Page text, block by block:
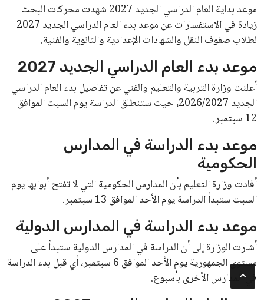
موعد بداية العام الدراسي الجديد 2027
شهدت محركات البحث
زيادة في الاستفسارات عن موعد بدء العام الدراسي الجديد 2027
لطلاب صفوف النقل والشهادات الإعدادية والثانوية والفنية.
موعد بدء العام الدراسي الجديد 2027
أعلنت وزارة التربية والتعليم والفني عن تفاصيل بدء العام الدراسي
الجديد 2026/2027، حيث ستنطلق الدراسة يوم السبت الموافق
12 سبتمبر.
موعد بدء الدراسة في المدارس
الحكومية
أفادت وزارة التعليم بأن المدارس الحكومية التي لا تفتح أبوابها يوم
السبت ستبدأ الدراسة يوم الأحد الموافق 13 سبتمبر.
موعد بدء الدراسة في المدارس الدولية
أشارت الوزارة إلى أن الدراسة في المدارس الدولية ستبدأ على
مستوى الجمهورية يوم الأحد الموافق 6 سبتمبر، أي قبل بدء الدراسة
في المدارس الأخرى بأسبوع.